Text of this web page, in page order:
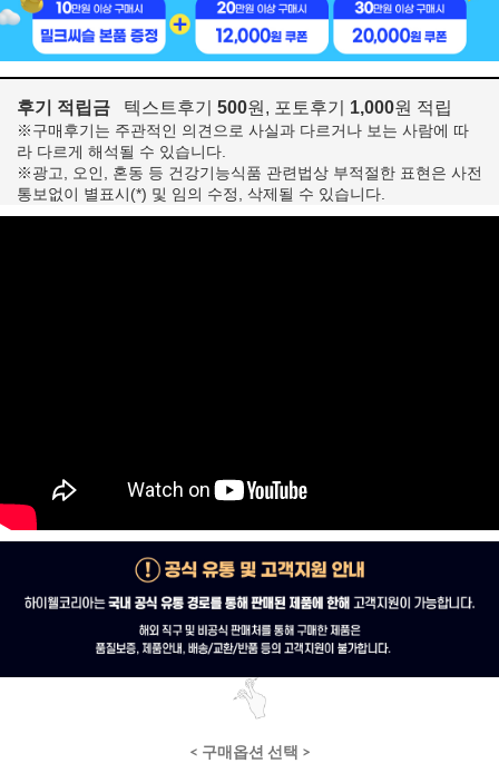
후기 적립금 텍스트후기 500원, 포토후기 1,000원 적립
※구매후기는 주관적인 의견으로 사실과 다르거나 보는 사람에 따
라 다르게 해석될 수 있습니다.
※광고, 오인, 혼동 등 건강기능식품 관련법상 부적절한 표현은 사전
통보없이 별표시(*) 및 임의 수정, 삭제될 수 있습니다.
< 구매옵션 선택 >